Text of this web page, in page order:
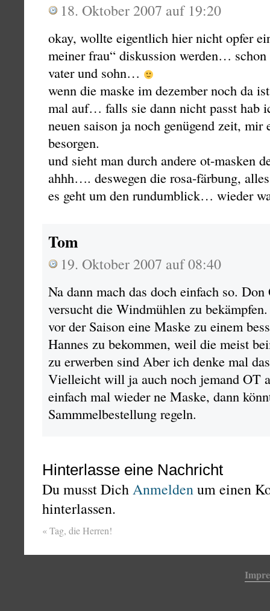
18. Oktober 2007 auf 19:20
okay, wollte eigentlich hier nicht opfer
meiner frau“ diskussion werden…
vater und sohn…
wenn die maske im dezember noch da
mal auf… falls sie dann nicht passt hab
neuen saison ja noch genügend zeit, mir
besorgen.
und sieht man durch andere ot-masken
ahhh…. deswegen die rosa-färbung,
es geht um den rundumblick… wieder
Tom
19. Oktober 2007 auf 08:40
Na dann mach das doch einfach so.
versucht die Windmühlen zu
vor der Saison eine Maske zu einem
Hannes zu bekommen, weil die meist
zu erwerben sind Aber ich denke mal
Vielleicht will ja auch noch jemand OT
einfach mal wieder ne Maske, dann
Sammmelbestellung regeln.
Hinterlasse eine Nachricht
Du musst DichAnmeldenum einen
hinterlassen.
«Tag, die Herren!